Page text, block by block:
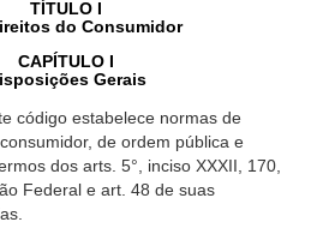
TÍTULO I
do Consumidor
CAPÍTULO I
Gerais
código estabelece normas de
de ordem pública e
dos arts. 5°, inciso XXXII, 170,
Federal e art. 48 de suas